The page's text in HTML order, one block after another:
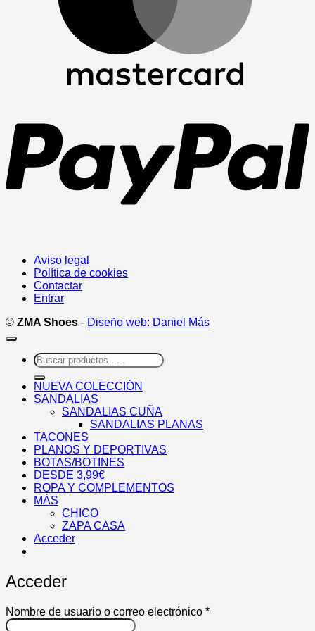
Aviso legal
Política de cookies
Contactar
Entrar
© ZMA Shoes - Diseño web: Daniel Más
Buscar
por:
NUEVA COLECCIÓN
SANDALIAS
SANDALIAS CUÑA
SANDALIAS PLANAS
TACONES
PLANOS Y DEPORTIVAS
BOTAS/BOTINES
DESDE 3,99€
ROPA Y COMPLEMENTOS
MÁS
CHICO
ZAPA CASA
Acceder
Acceder
Nombre de usuario o correo electrónico *Obligatorio